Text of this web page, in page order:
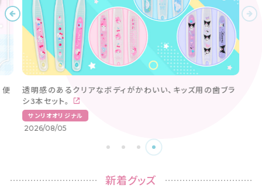
新着グッズ